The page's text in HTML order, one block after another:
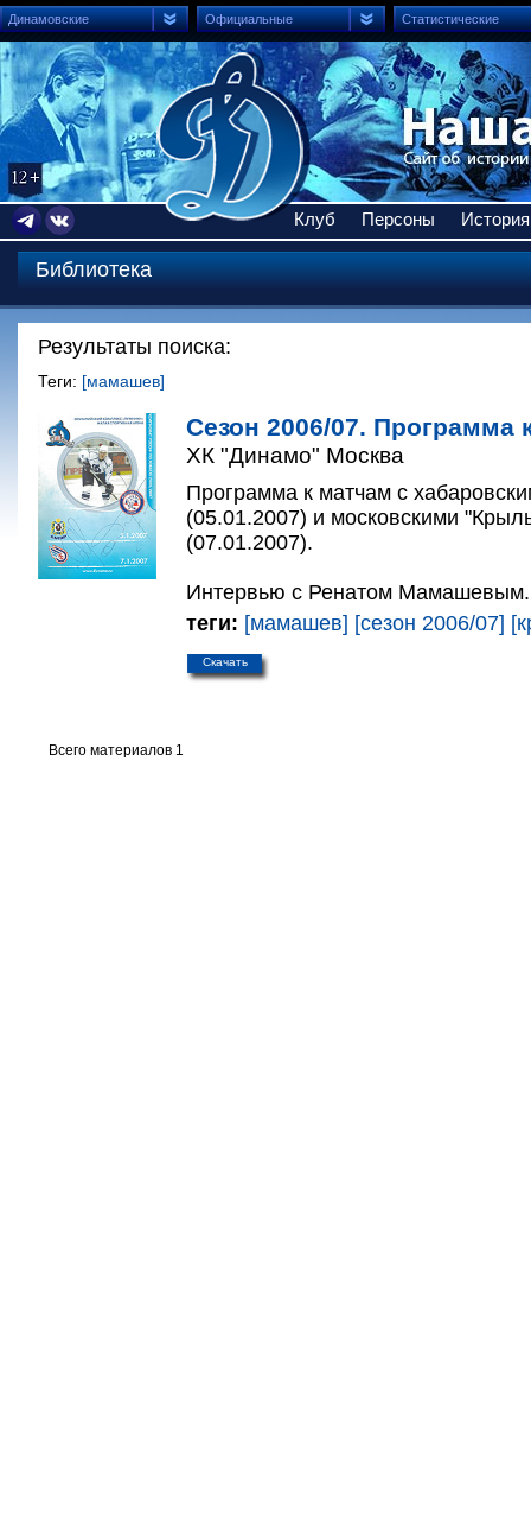
Динамовские Официальные Статистические
Клуб Персоны История
Библиотека
Результаты поиска:
Теги: [мамашев]
Сезон 2006/07. Программа
ХК "Динамо" Москва
Программа к матчам с
(05.01.2007) и московскими
(07.01.2007).
Интервью с Ренатом Мамашевым.
теги: [мамашев] [сезон 2006/07]
Скачать
Всего материалов 1